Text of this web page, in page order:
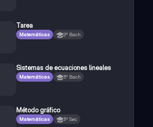
Tarea
Matemáticas 2º Bach
Sistemas de ecuaciones lineales
Matemáticas 3º Bach
Método gráfico
Matemáticas 3º Sec